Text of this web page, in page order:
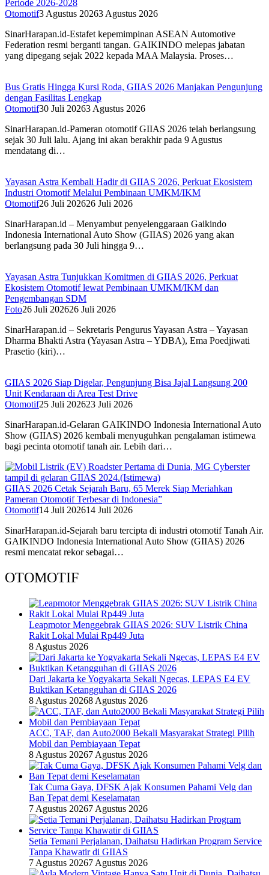
Periode 2026-2028
Otomotif3 Agustus 20263 Agustus 2026
SinarHarapan.id-Estafet kepemimpinan ASEAN Automotive
Federation resmi berganti tangan. GAIKINDO melepas jabatan
yang dipegang sejak 2022 kepada MAA Malaysia. Proses…
Bus Gratis Hingga Kursi Roda, GIIAS 2026 Manjakan Pengunjung
dengan Fasilitas Lengkap
Otomotif30 Juli 20263 Agustus 2026
SinarHarapan.id-Pameran otomotif GIIAS 2026 telah berlangsung
sejak 30 Juli lalu. Ajang ini akan berakhir pada 9 Agustus
mendatang di…
Yayasan Astra Kembali Hadir di GIIAS 2026, Perkuat Ekosistem
Industri Otomotif Melalui Pembinaan UMKM/IKM
Otomotif26 Juli 202626 Juli 2026
SinarHarapan.id – Menyambut penyelenggaraan Gaikindo
Indonesia International Auto Show (GIIAS) 2026 yang akan
berlangsung pada 30 Juli hingga 9…
Yayasan Astra Tunjukkan Komitmen di GIIAS 2026, Perkuat
Ekosistem Otomotif lewat Pembinaan UMKM/IKM dan
Pengembangan SDM
Foto26 Juli 202626 Juli 2026
SinarHarapan.id – Sekretaris Pengurus Yayasan Astra – Yayasan
Dharma Bhakti Astra (Yayasan Astra – YDBA), Ema Poedjiwati
Prasetio (kiri)…
GIIAS 2026 Siap Digelar, Pengunjung Bisa Jajal Langsung 200
Unit Kendaraan di Area Test Drive
Otomotif25 Juli 202623 Juli 2026
SinarHarapan.id-Gelaran GAIKINDO Indonesia International Auto
Show (GIIAS) 2026 kembali menyuguhkan pengalaman istimewa
bagi pecinta otomotif tanah air. Lebih dari…
GIIAS 2026 Cetak Sejarah Baru, 65 Merek Siap Meriahkan
Pameran Otomotif Terbesar di Indonesia”
Otomotif14 Juli 202614 Juli 2026
SinarHarapan.id-Sejarah baru tercipta di industri otomotif Tanah Air.
GAIKINDO Indonesia International Auto Show (GIIAS) 2026
resmi mencatat rekor sebagai…
OTOMOTIF
Leapmotor Menggebrak GIIAS 2026: SUV Listrik China
Rakit Lokal Mulai Rp449 Juta
8 Agustus 2026
Dari Jakarta ke Yogyakarta Sekali Ngecas, LEPAS E4 EV
Buktikan Ketangguhan di GIIAS 2026
8 Agustus 20268 Agustus 2026
ACC, TAF, dan Auto2000 Bekali Masyarakat Strategi Pilih
Mobil dan Pembiayaan Tepat
8 Agustus 20267 Agustus 2026
Tak Cuma Gaya, DFSK Ajak Konsumen Pahami Velg dan
Ban Tepat demi Keselamatan
7 Agustus 20267 Agustus 2026
Setia Temani Perjalanan, Daihatsu Hadirkan Program Service
Tanpa Khawatir di GIIAS
7 Agustus 20267 Agustus 2026